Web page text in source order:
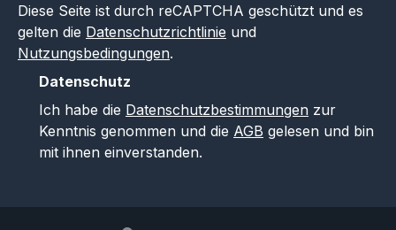
Diese Seite ist durch reCAPTCHA geschützt und es
gelten die Datenschutzrichtlinie und
Nutzungsbedingungen.
Datenschutz
Ich habe die Datenschutzbestimmungen zur
Kenntnis genommen und die AGB gelesen und bin
mit ihnen einverstanden.